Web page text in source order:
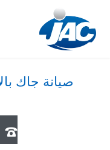
صيانة جاك
